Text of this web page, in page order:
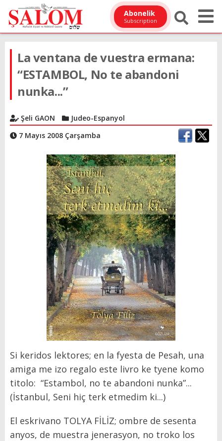
Abonelik
Subscription
La ventana de vuestra ermana:
“ESTAMBOL, No te abandoni
nunka...”
Şeli GAON
Judeo-Espanyol
7 Mayıs 2008 Çarşamba
Si keridos lektores; en la fyesta de Pesah, una
amiga me izo regalo este livro ke tyene komo
titolo: “Estambol, no te abandoni nunka”...
(İstanbul, Seni hiç terk etmedim ki...)
El eskrivano TOLYA FİLİZ; ombre de sesenta
anyos, de muestra jenerasyon, no troko los